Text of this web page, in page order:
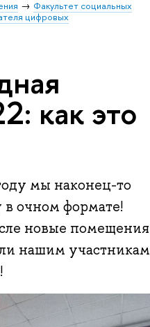
Факультет социальных
цифровых
как это
мы наконец-то
очном формате!
новые помещения
нашим участникам